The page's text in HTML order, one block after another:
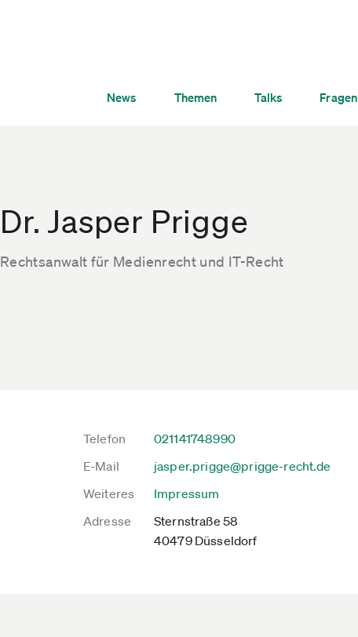
News Themen Talks Fragen
Dr. Jasper Prigge
Rechtsanwalt für Medienrecht und IT-Recht
Telefon
021141748990
E-Mail
jasper.prigge@prigge-recht.de
Weiteres
Impressum
Adresse
Sternstraße 58
40479 Düsseldorf